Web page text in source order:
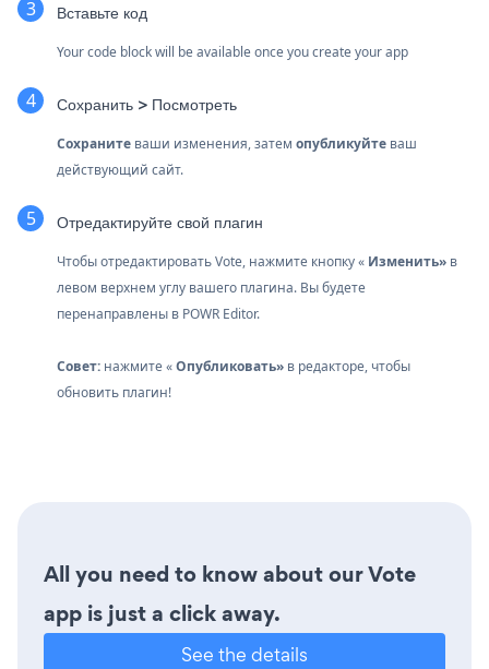
Вставьте код
Your code block will be available once you create your app
Сохранить > Посмотреть
Сохраните ваши изменения, затем опубликуйте ваш
действующий сайт.
Отредактируйте свой плагин
Чтобы отредактировать Vote, нажмите кнопку « Изменить» в
левом верхнем углу вашего плагина. Вы будете
перенаправлены в POWR Editor.
Совет: нажмите «Опубликовать» в редакторе, чтобы
обновить плагин!
All you need to know about our Vote
app is just a click away.
See the details